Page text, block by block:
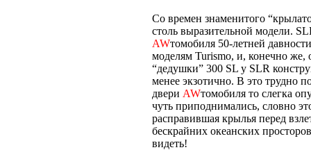
Со времен знаменитого
столь выразительной модели.
AWтомобиля 50-летней
моделям Turismo, и, конечно
“дедушки” 300 SL у SLR
менее экзотично. В это трудно
двери AWтомобиля то слегка
чуть приподнимались, словно
расправившая крылья перед
бескрайних океанских
видеть!